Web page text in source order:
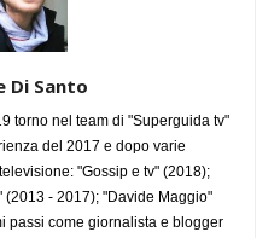
Di Santo
torno nel team di "Superguida tv"
del 2017 e dopo varie
"Gossip e tv" (2018);
- 2017); "Davide Maggio"
passi come giornalista e blogger